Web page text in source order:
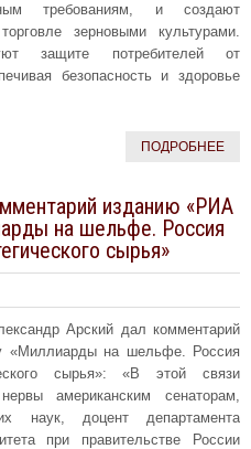
требованиям, и создают
зерновыми культурами.
защите потребителей от
безопасность и здоровье
ПОДРОБНЕЕ
изданию «РИА
на шельфе. Россия
сырья»
Арский дал комментарий
«Миллиарды на шельфе. Россия
сырья»: «В этой связи
американским сенаторам,
наук, доцент департамента
при правительстве России